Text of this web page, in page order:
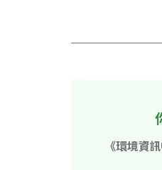
《環境資